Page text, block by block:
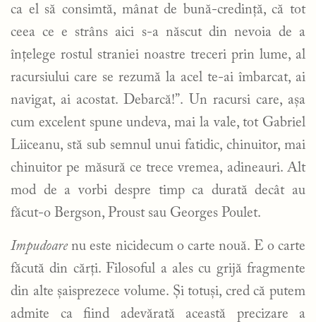
ca el să consimtă, mânat de bună-credință, că tot
ceea ce e strâns aici s-a născut din nevoia de a
înțelege rostul straniei noastre treceri prin lume, al
racursiului care se rezumă la acel te-ai îmbarcat, ai
navigat, ai acostat. Debarcă!”. Un racursi care, așa
cum excelent spune undeva, mai la vale, tot Gabriel
Liiceanu, stă sub semnul unui fatidic, chinuitor, mai
chinuitor pe măsură ce trece vremea, adineauri. Alt
mod de a vorbi despre timp ca durată decât au
făcut-o Bergson, Proust sau Georges Poulet.
Impudoarenu este nicidecum o carte nouă. E o carte
făcută din cărți. Filosoful a ales cu grijă fragmente
din alte șaisprezece volume. Și totuși, cred că putem
admite ca fiind adevărată această precizare a